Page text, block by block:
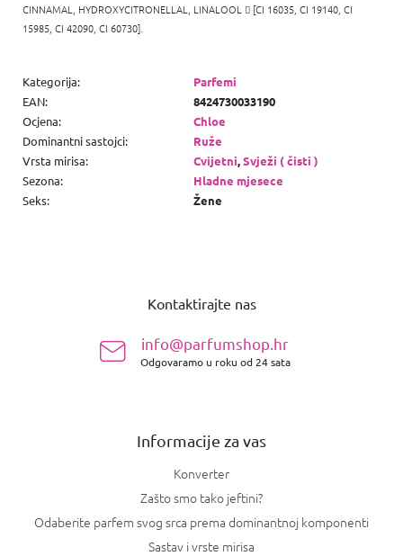
CINNAMAL, HYDROXYCITRONELLAL, LINALOOL  [CI 16035, CI 19140, CI
15985, CI 42090, CI 60730].
Kategorija:
Parfemi
EAN:
8424730033190
Ocjena:
Chloe
Dominantni sastojci:
Ruže
Vrsta mirisa: Cvijetni,Svježi ( čisti )
Sezona:
Hladne mjesece
Seks: Žene
Kontaktirajte nas
info@parfumshop.hr
Odgovaramo u roku od 24 sata
Informacije za vas
Konverter
Zašto smo tako jeftini?
Odaberite parfem svog srca prema dominantnoj komponenti
Sastav i vrste mirisa